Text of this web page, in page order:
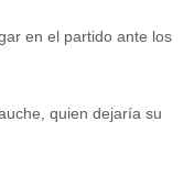
en el partido ante los
quien dejaría su